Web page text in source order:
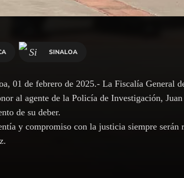
SINALOA
01 de febrero de 2025.- La Fiscalía General
al agente de la Policía de Investigación,
de su deber.
y compromiso con la justicia siempre serán